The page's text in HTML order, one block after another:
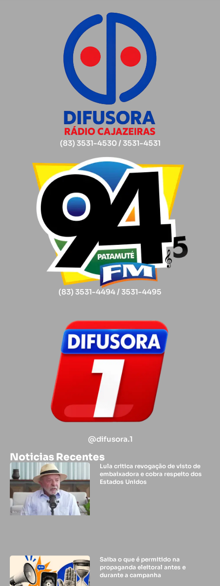
(83) 3531-4530 / 3531-4531
(83) 3531-4494 / 3531-4495
@difusora.1
Noticias Recentes
Lula critica revogação de visto de
embaixadora e cobra respeito dos
Estados Unidos
Saiba o que é permitido na
propaganda eleitoral antes e
durante a campanha